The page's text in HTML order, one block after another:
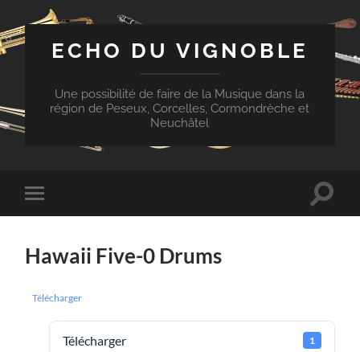
ECHO DU VIGNOBLE
Une possibilité de faire de la Musique dans la
région de Peseux, Corcelles, Cormondrèche et
Neuchâtel
Toggle
mobile
Toggle
Hawaii Five-0 Drums
Télécharger
Télécharger 1